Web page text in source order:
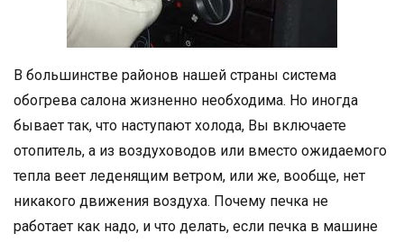
В большинстве районов нашей страны система
обогрева салона жизненно необходима. Но иногда
бывает так, что наступают холода, Вы включаете
отопитель, а из воздуховодов или вместо ожидаемого
тепла веет леденящим ветром, или же, вообще, нет
никакого движения воздуха. Почему печка не
работает как надо, и что делать, если печка в машине